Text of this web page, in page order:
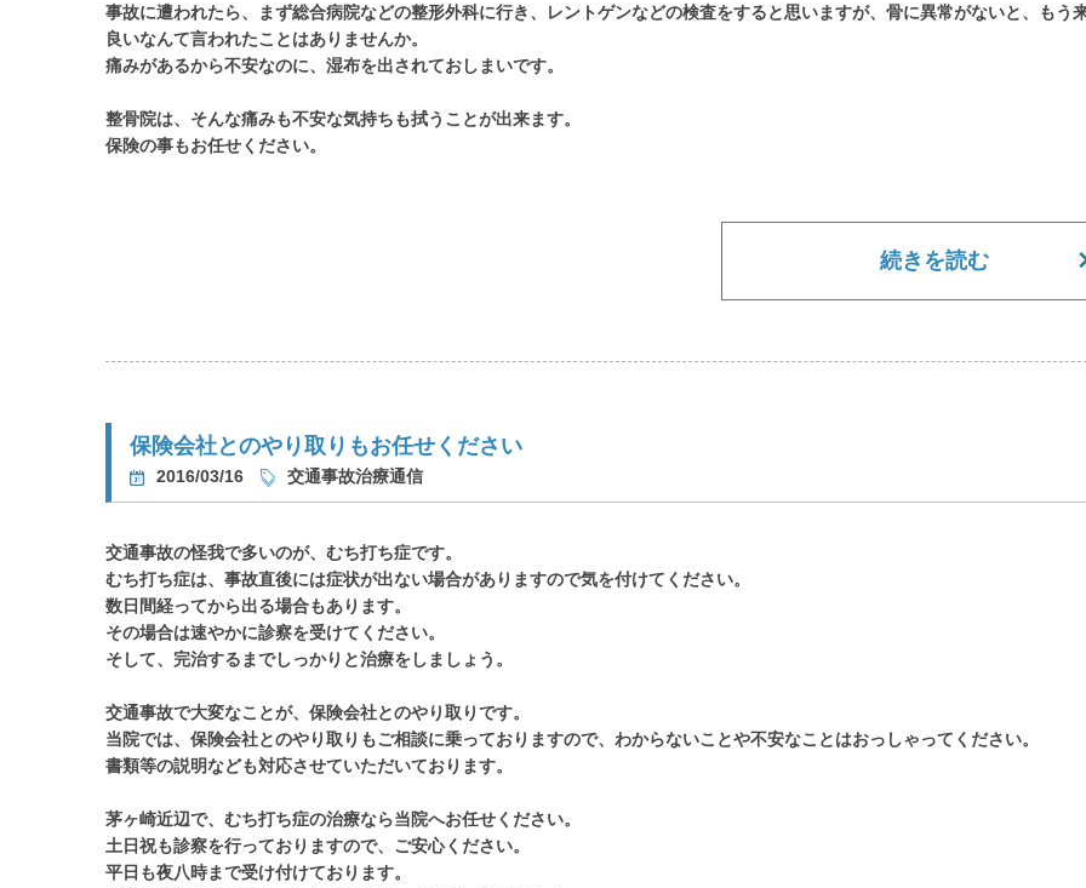
事故に遭われたら、まず総合病院などの整形外科に行き、レントゲンなどの検査をすると思いますが、骨に異常がないと、もう
良いなんて言われたことはありませんか。
痛みがあるから不安なのに、湿布を出されておしまいです。
整骨院は、そんな痛みも不安な気持ちも拭うことが出来ます。
保険の事もお任せください。
続きを読む
保険会社とのやり取りもお任せください
2016/03/16 交通事故治療通信
交通事故の怪我で多いのが、むち打ち症です。
むち打ち症は、事故直後には症状が出ない場合がありますので気を付けてください。
数日間経ってから出る場合もあります。
その場合は速やかに診察を受けてください。
そして、完治するまでしっかりと治療をしましょう。
交通事故で大変なことが、保険会社とのやり取りです。
当院では、保険会社とのやり取りもご相談に乗っておりますので、わからないことや不安なことはおっしゃってください。
書類等の説明なども対応させていただいております。
茅ヶ崎近辺で、むち打ち症の治療なら当院へお任せください。
土日祝も診察を行っておりますので、ご安心ください。
平日も夜八時まで受け付けております。